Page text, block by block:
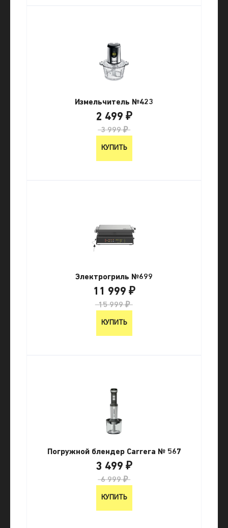
Измельчитель №423
2 499 ₽
3 999 ₽
КУПИТЬ
Электрогриль №699
11 999 ₽
15 999 ₽
КУПИТЬ
Погружной блендер Carrera № 567
3 499 ₽
6 999 ₽
КУПИТЬ